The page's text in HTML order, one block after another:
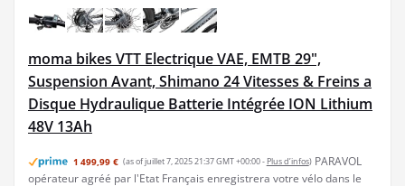
moma bikes VTT Electrique VAE, EMTB 29",
Suspension Avant, Shimano 24 Vitesses & Freins a
Disque Hydraulique Batterie Intégrée ION Lithium
48V 13Ah
1 499,99 € (as of juillet 7, 2025 21:37 GMT +00:00 - Plus d’infos) PARAVOL
opérateur agréé par l'Etat Français enregistrera votre vélo dans le